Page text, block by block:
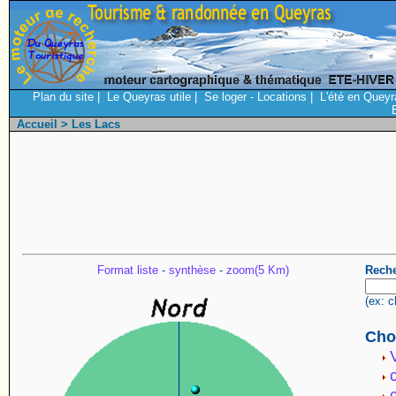
Plan du site Le Queyras utile Se loger - Locations
L'été en
Accueil > Les Lacs
Format liste - synthèse - zoom(5 Km)
(ex: